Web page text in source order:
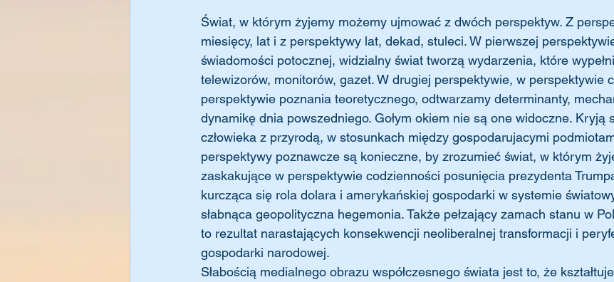
Świat, w którym żyjemy możemy ujmować z dwóch perspektyw. Z
miesięcy, lat i z perspektywy lat, dekad, stuleci. W pierwszej
świadomości potocznej, widzialny świat tworzą wydarzenia, które
telewizorów, monitorów, gazet. W drugiej perspektywie, w perspektywie
perspektywie poznania teoretycznego, odtwarzamy determinanty,
dynamikę dnia powszedniego. Gołym okiem nie są one widoczne. Kryją
człowieka z przyrodą, w stosunkach między gospodarujacymi
perspektywy poznawcze są konieczne, by zrozumieć świat, w którym
zaskakujące w perspektywie codzienności posunięcia prezydenta
kurcząca się rola dolara i amerykańskiej gospodarki w systemie
słabnąca geopolityczna hegemonia. Także pełzający zamach stanu w
to rezultat narastających konsekwencji neoliberalnej transformacji i
gospodarki narodowej.
Słabością medialnego obrazu współczesnego świata jest to, że